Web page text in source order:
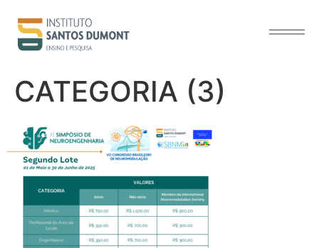
conteúdo
CATEGORIA (3)